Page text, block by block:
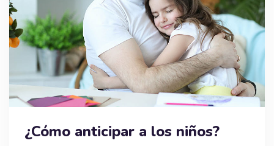
¿Cómo anticipar a los niños?